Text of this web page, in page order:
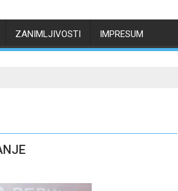
ZANIMLJIVOSTI IMPRESUM